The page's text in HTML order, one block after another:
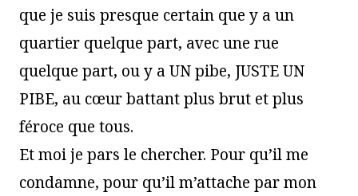
que je suis presque certain que y a un
quartier quelque part, avec une rue
quelque part, ou y a UN pibe, JUSTE UN
PIBE, au cœur battant plus brut et plus
féroce que tous.
Et moi je pars le chercher. Pour qu’il me
condamne, pour qu’il m’attache par mon